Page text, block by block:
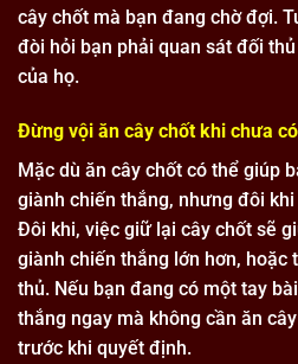
cây chốt mà bạn đang chờ đợi.
đòi hỏi bạn phải quan sát đối
của họ.
Đừng vội ăn cây chốt khi chưa
Mặc dù ăn cây chốt có thể giúp
giành chiến thắng, nhưng đôi
Đôi khi, việc giữ lại cây chốt sẽ
giành chiến thắng lớn hơn, hoặc
thủ. Nếu bạn đang có một tay
thắng ngay mà không cần ăn
trước khi quyết định.